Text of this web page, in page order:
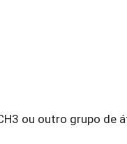
ou outro grupo de